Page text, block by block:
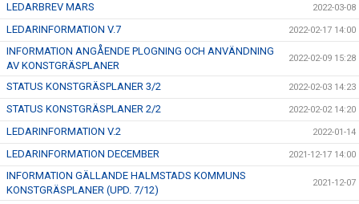
LEDARBREV MARS 2022-03-08
LEDARINFORMATION V.7 2022-02-17 14:00
INFORMATION ANGÅENDE PLOGNING OCH ANVÄNDNING
AV KONSTGRÄSPLANER
2022-02-09 15:28
STATUS KONSTGRÄSPLANER 3/2 2022-02-03 14:23
STATUS KONSTGRÄSPLANER 2/2 2022-02-02 14:20
LEDARINFORMATION V.2 2022-01-14
LEDARINFORMATION DECEMBER 2021-12-17 14:00
INFORMATION GÄLLANDE HALMSTADS KOMMUNS
KONSTGRÄSPLANER (UPD. 7/12)
2021-12-07